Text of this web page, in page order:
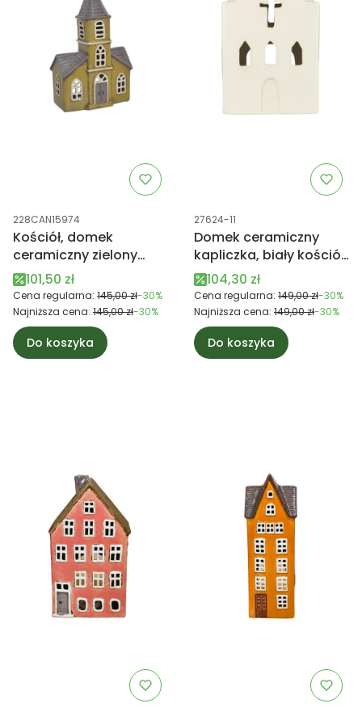
Kod produktu
228CAN15974
Kościół, domek
ceramiczny zielony
30cm
Cena promocyjna
101,50 zł
Cena regularna: 145,00 zł-30%
Najniższa cena: 145,00 zł-30%
Do koszyka
Kod produktu
27624-11
Domek ceramiczny
kapliczka, biały kościół
Stillenat
Cena promocyjna
104,30 zł
Cena regularna: 149,00 zł-30%
Najniższa cena: 149,00 zł-30%
Do koszyka